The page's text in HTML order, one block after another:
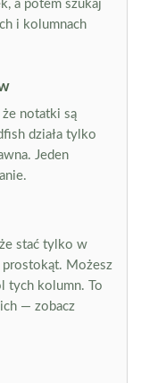
a potem szukaj
i kolumnach
notatki są
działa tylko
Jeden
stać tylko w
Możesz
tych kolumn. To
— zobacz